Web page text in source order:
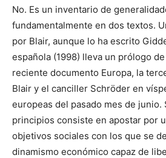
No. Es un inventario de
fundamentalmente en dos textos.
por Blair, aunque lo ha escrito
española (1998) lleva un prólogo
reciente documento Europa, la
Blair y el canciller Schröder en
europeas del pasado mes de junio.
principios consiste en apostar por
objetivos sociales con los que se
dinamismo económico capaz de